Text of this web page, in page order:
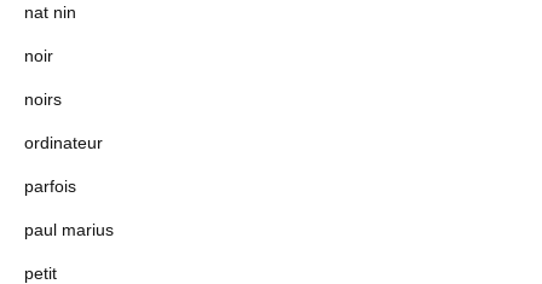
nat nin
noir
noirs
ordinateur
parfois
paul marius
petit